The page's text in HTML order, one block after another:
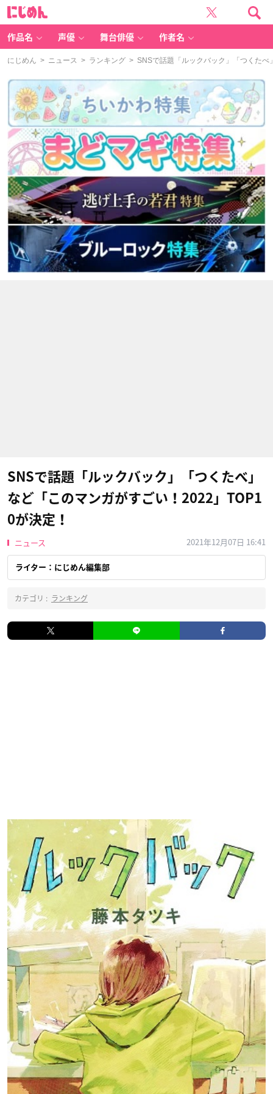
作品名 声優 舞台俳優 作者名
にじめん > ニュース > ランキング > SNSで話題「ルックバック」「つくた
SNSで話題「ルックバック」「つくたべ」
など「このマンガがすごい！2022」TOP1
0が決定！
ニュース 2021年12月07日 16:41
ライター：にじめん編集部
カテゴリ : ランキング